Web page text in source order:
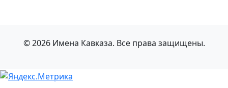
© 2026 Имена Кавказа. Все права защищены.